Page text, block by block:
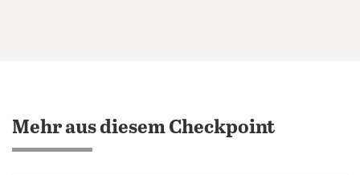
Mehr aus diesem Checkpoint